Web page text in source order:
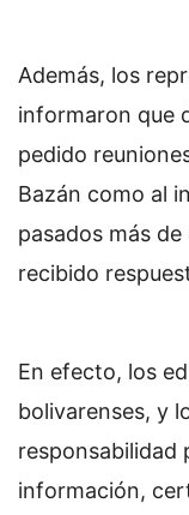
Además, los
informaron que
pedido
Bazán como al
pasados más
recibido
En efecto, los
bolivarenses, y
responsabilidad
información,